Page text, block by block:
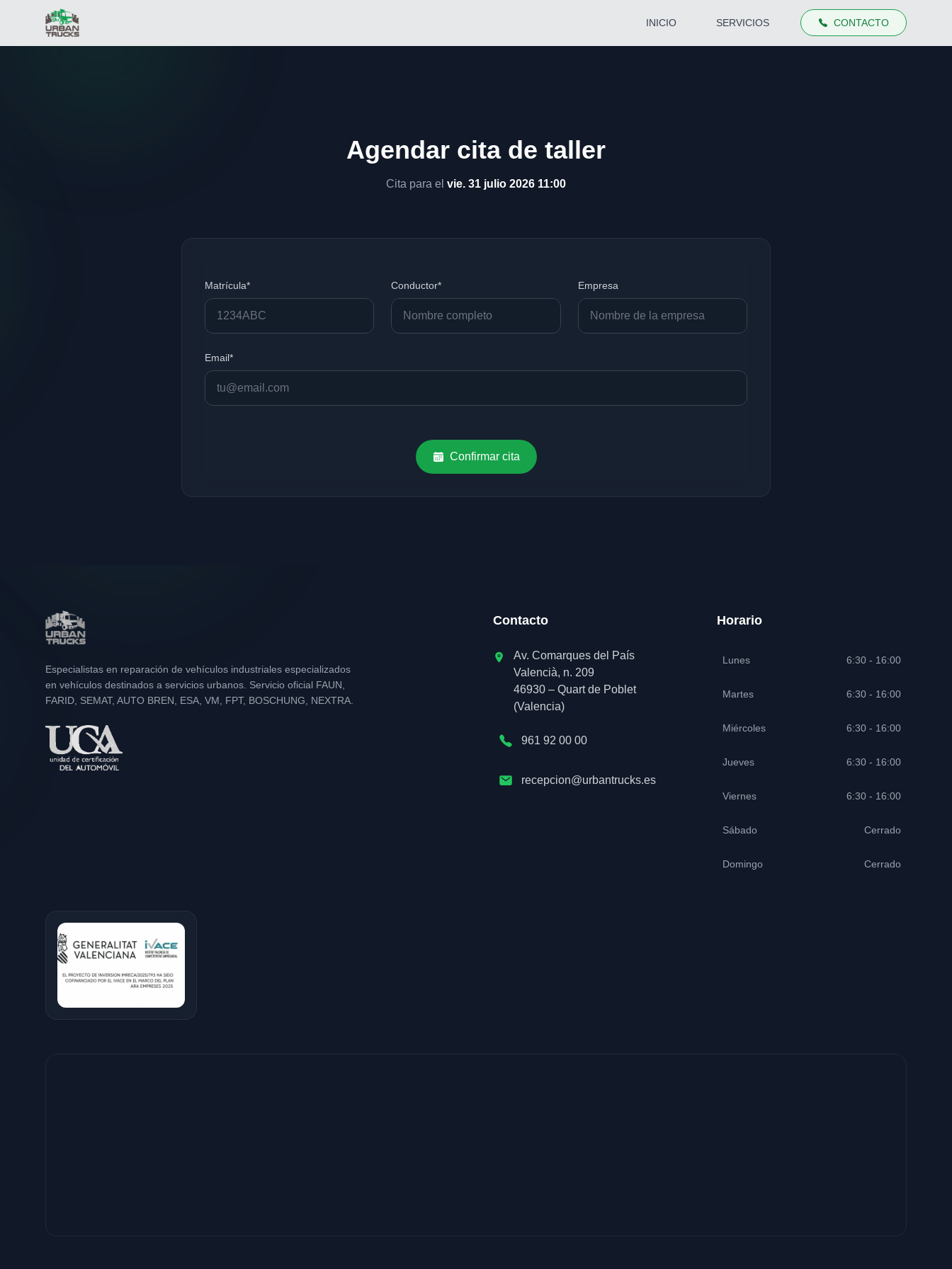
INICIO SERVICIOS CONTACTO
Agendar cita de taller
Cita para el vie. 31 julio 2026 11:00
Matrícula* Conductor* Empresa
Email*
Confirmar cita
Especialistas en reparación de vehículos industriales especializados
en vehículos destinados a servicios urbanos. Servicio oficial FAUN,
FARID, SEMAT, AUTO BREN, ESA, VM, FPT, BOSCHUNG, NEXTRA.
Contacto
Av. Comarques del País
Valencià, n. 209
46930 – Quart de Poblet
(Valencia)
961 92 00 00
recepcion@urbantrucks.es
Horario
Lunes 6:30 - 16:00
Martes 6:30 - 16:00
Miércoles 6:30 - 16:00
Jueves 6:30 - 16:00
Viernes 6:30 - 16:00
Sábado Cerrado
Domingo Cerrado